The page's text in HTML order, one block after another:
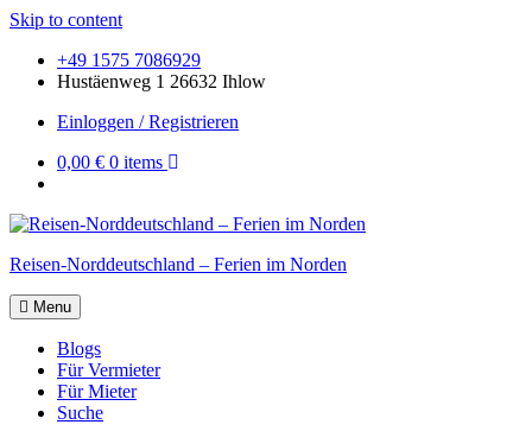
Skip to content
+49 1575 7086929
Hustäenweg 1 26632 Ihlow
Einloggen / Registrieren
0,00 € 0 items
Reisen-Norddeutschland – Ferien im Norden
Menu
Blogs
Für Vermieter
Für Mieter
Suche